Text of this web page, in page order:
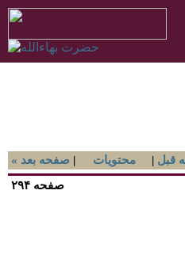
« صفحه بعد | محتويات |